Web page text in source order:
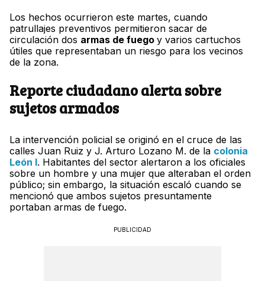
Los hechos ocurrieron este martes, cuando
patrullajes preventivos permitieron sacar de
circulación dos armas de fuego y varios cartuchos
útiles que representaban un riesgo para los vecinos
de la zona.
Reporte ciudadano alerta sobre
sujetos armados
La intervención policial se originó en el cruce de las
calles Juan Ruiz y J. Arturo Lozano M. de la colonia
León I. Habitantes del sector alertaron a los oficiales
sobre un hombre y una mujer que alteraban el orden
público; sin embargo, la situación escaló cuando se
mencionó que ambos sujetos presuntamente
portaban armas de fuego.
PUBLICIDAD